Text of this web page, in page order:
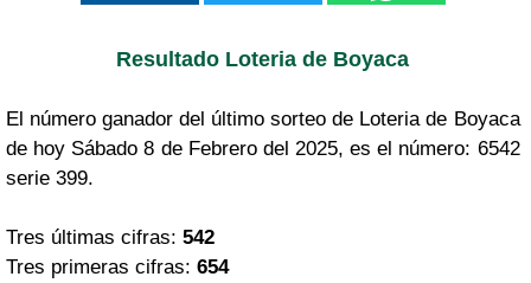
Resultado Loteria de Boyaca
El número ganador del último sorteo de Loteria de Boyaca
de hoy Sábado 8 de Febrero del 2025, es el número: 6542
serie 399.
Tres últimas cifras: 542
Tres primeras cifras: 654